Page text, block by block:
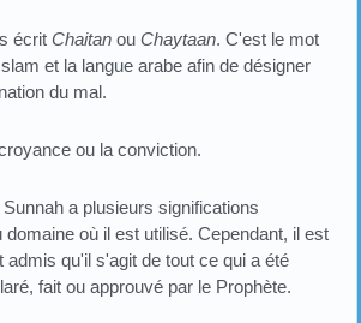
écrit Chaitan ou Chaytaan. C'est le mot
et la langue arabe afin de désigner
du mal.
ou la conviction.
a plusieurs significations
domaine où il est utilisé. Cependant, il est
admis qu'il s'agit de tout ce qui a été
fait ou approuvé par le Prophète.